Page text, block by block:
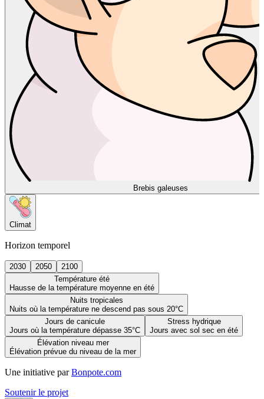
Brebis galeuses
Climat
Horizon temporel
2030 2050
2100
Température été
Hausse de la température moyenne en été
Nuits tropicales
Nuits où la température ne descend pas sous 20°C
Jours de canicule
Jours où la température dépasse 35°C
Stress hydrique
Jours avec sol sec en été
Élévation niveau mer
Élévation prévue du niveau de la mer
Une initiative par Bonpote.com
Soutenir le projet